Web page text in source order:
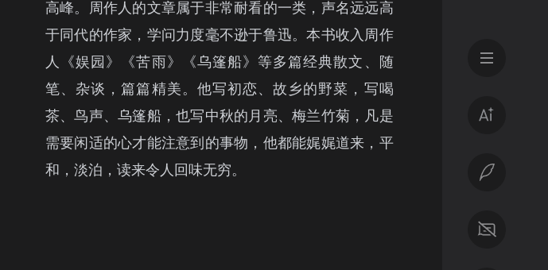
高峰。周作人的文章属于非常耐看的一类，声名远远高
于同代的作家，学问力度毫不逊于鲁迅。本书收入周作
人《娱园》《苦雨》《乌篷船》等多篇经典散文、随
笔、杂谈，篇篇精美。他写初恋、故乡的野菜，写喝
茶、鸟声、乌篷船，也写中秋的月亮、梅兰竹菊，凡是
需要闲适的心才能注意到的事物，他都能娓娓道来，平
和，淡泊，读来令人回味无穷。